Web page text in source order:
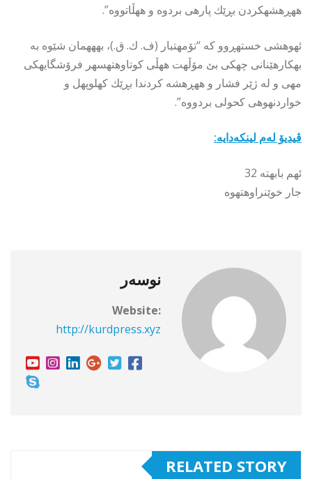
ههڕهشهكردن بڕێك پارهی بردوه و ههڵاتووه”.
ئهوهشی خستهڕوو كه “تۆمهتبار (ف. ك. ق.)، بهههمان شێوه به
بهكارهێنانی چهكی بێ مۆڵهت ههڵی كوتاوهتهسهر فرۆشگایهكی
مهی و له ژێر فشار و ههڕهشه كردندا بڕێك كهلوپهل و
خواردنهوهی كحولی بردووه”.
ڤیدیۆ لەم لینکەدایە:
ئهم بابهته 32
جار خوێنراوهتهوه
نوسەر
Website:
http://kurdpress.xyz
RELATED STORY